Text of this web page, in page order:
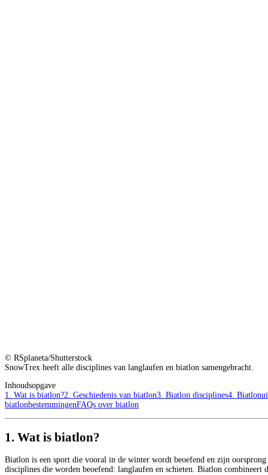
© RSplaneta/Shutterstock
SnowTrex heeft alle disciplines van langlaufen en biatlon samengebracht.
Inhoudsopgave
1. Wat is biatlon?2. Geschiedenis van biatlon3. Biatlon disciplines4.
biatlonbestemmingenFAQs over biatlon
1. Wat is biatlon?
Biatlon is een sport die vooral in de winter wordt beoefend en zijn
disciplines die worden beoefend: langlaufen en schieten. Biatlon combineert